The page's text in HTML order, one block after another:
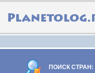
ПОИСК СТРАН: